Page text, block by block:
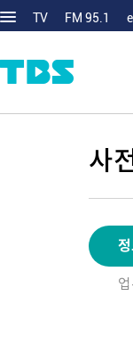
TV FM 95.1
사